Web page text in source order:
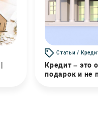
Статьи /
Кредит – это
подарок и не